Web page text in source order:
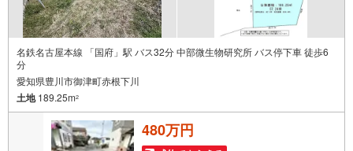
受
け
取
る
・
名鉄名古屋本線 「国府」駅 バス32分 中部微生物研究所 バス停下車 徒歩6
分
愛知県豊川市御津町赤根下川
土地189.25m2
480万円